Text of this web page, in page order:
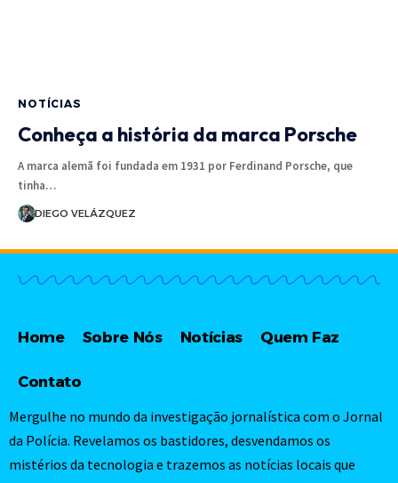
NOTÍCIAS
Conheça a história da marca Porsche
A marca alemã foi fundada em 1931 por Ferdinand Porsche, que
tinha…
DIEGO VELÁZQUEZ
Home Sobre Nós Notícias Quem Faz
Contato
Mergulhe no mundo da investigação jornalística com o Jornal
da Polícia. Revelamos os bastidores, desvendamos os
mistérios da tecnologia e trazemos as notícias locais que